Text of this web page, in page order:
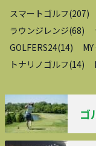
スマートゴルフ(207)
ラウンジレンジ(68)
GOLFERS24(14)
トナリノゴルフ(14)
ゴ